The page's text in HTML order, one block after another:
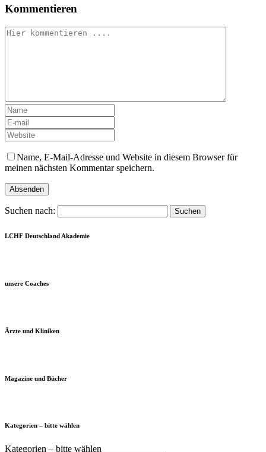
Kommentieren
Name, E-Mail-Adresse und Website in diesem Browser für
meinen nächsten Kommentar speichern.
Suchen nach:
LCHF Deutschland Akademie
unsere Coaches
Ärzte und Kliniken
Magazine und Bücher
Kategorien – bitte wählen
Kategorien – bitte wählen